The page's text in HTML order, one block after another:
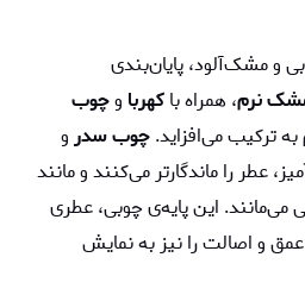
و مشک‌آلود، پایان‌بندی
نرم، همراه باکهربا وچوب
به ترکیب می‌افزاید.چوب سدرو
عطر را ماندگارتر می‌کنند و مانند
این پایه‌ی چوبی، عطری
و اصالت را نیز به نمایش